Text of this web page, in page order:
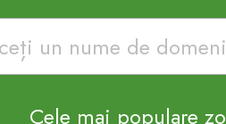
Cele mai populare